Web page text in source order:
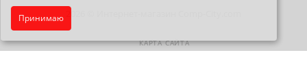
Принимаю
КАРТА САЙТА